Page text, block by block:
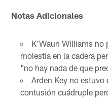
Notas Adicionales
K'Waun Williams no
molestia en la cadera
"no hay nada de que
Arden Key no estuvo
contusión cuádruple